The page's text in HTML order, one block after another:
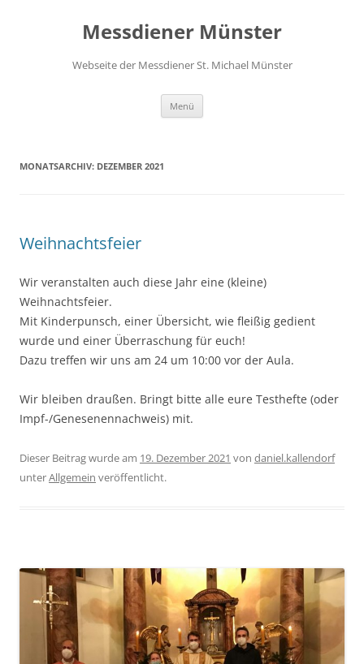
Messdiener Münster
Webseite der Messdiener St. Michael Münster
Menü
MONATSARCHIV: DEZEMBER 2021
Weihnachtsfeier
Wir veranstalten auch diese Jahr eine (kleine)
Weihnachtsfeier.
Mit Kinderpunsch, einer Übersicht, wie fleißig gedient
wurde und einer Überraschung für euch!
Dazu treffen wir uns am 24 um 10:00 vor der Aula.
Wir bleiben draußen. Bringt bitte alle eure Testhefte (oder
Impf-/Genesenennachweis) mit.
Dieser Beitrag wurde am 19. Dezember 2021 von daniel.kallendorf
unterAllgemein veröffentlicht.